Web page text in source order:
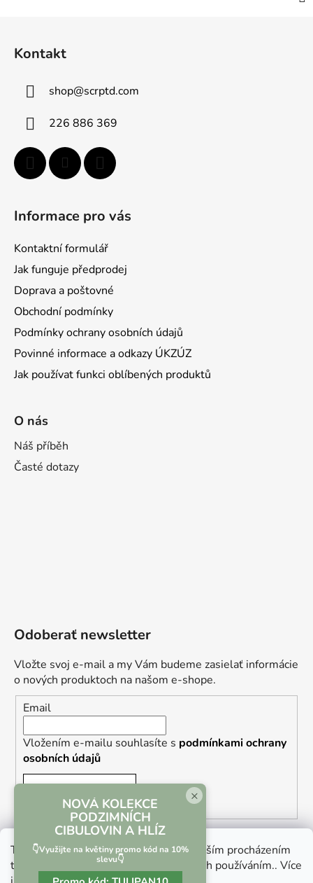
Tento web používá soubory cookie. Dalším procházením
tohoto webu vyjadřujete souhlas s jejich používáním.. Více
Kontakt
shop@scrptd.com
226 886 369
Informace pro vás
Kontaktní formulář
Jak funguje předprodej
Doprava a poštovné
Obchodní podmínky
Podmínky ochrany osobních údajů
Povinné informace a odkazy ÚKZÚZ
Jak používat funkci oblíbených produktů
O nás
Náš příběh
Časté dotazy
Odoberať newsletter
Vložte svoj e-mail a my Vám budeme zasielať informácie
o nových produktoch na našom e-shope.
Email
Vložením e-mailu souhlasíte s podmínkami ochrany
osobních údajů
×
NOVÁ KOLEKCE
PODZIMNÍCH
CIBULOVIN A HLÍZ
👇Využijte na květiny promo kód na 10%
slevu👇